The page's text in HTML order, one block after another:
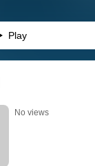
Play
No views